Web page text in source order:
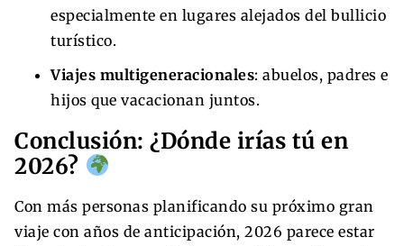
especialmente en lugares alejados del bullicio
turístico.
Viajes multigeneracionales: abuelos, padres e
hijos que vacacionan juntos.
Conclusión: ¿Dónde irías tú en
2026?
Con más personas planificando su próximo gran
viaje con años de anticipación, 2026 parece estar